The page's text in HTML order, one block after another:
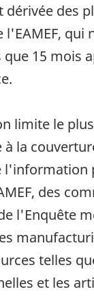
dérivée des
l'EAMEF, qui
15 mois
limite le
la
l'information
des
l'Enquête
telles
et les